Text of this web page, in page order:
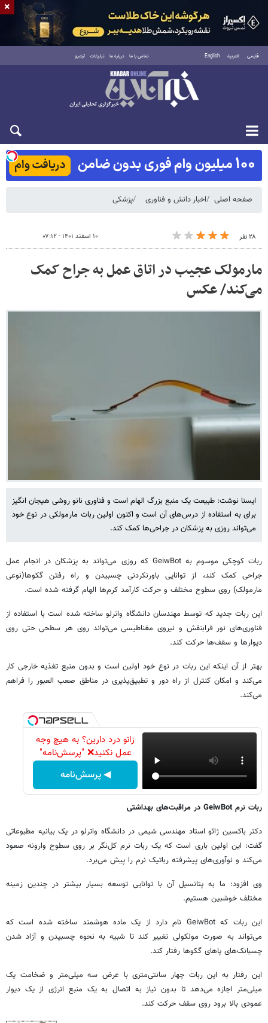
فارسی العربية English تماس با ما درباره ما تبلیغات آرشیو
شنبه ۱۷ مرداد ۱۴۰۵
صفحه اصلی اخبار دانش و فناوری پزشکی
۲۸ نفر ۱۰ اسفند ۱۴۰۱ - ۰۷:۱۲
مارمولک عجیب در اتاق عمل به جراح کمک
می‌کند/ عکس
ایسنا نوشت: طبیعت یک منبع بزرگ الهام است و فناوری نانو روشی هیجان انگیز
برای به استفاده از درس‌های آن است و اکنون اولین ربات مارمولکی در نوع خود
می‌تواند روزی به پزشکان در جراحی‌ها کمک کند.
ربات کوچکی موسوم به GeiwBot که روزی می‌تواند به پزشکان در انجام عمل
جراحی کمک کند، از توانایی باورنکردنی چسبیدن و راه رفتن گکوها(نوعی
مارمولک) روی سطوح مختلف و حرکت کارآمد کرم‌ها الهام گرفته شده است.
این ربات جدید که توسط مهندسان دانشگاه واترلو ساخته شده است با استفاده از
فناوری‌های نور فرابنفش و نیروی مغناطیسی می‌تواند روی هر سطحی حتی روی
دیوارها و سقف‌ها حرکت کند.
بهتر از آن اینکه این ربات در نوع خود اولین است و بدون منبع تغذیه خارجی کار
می‌کند و امکان کنترل از راه دور و تطبیق‌پذیری در مناطق صعب العبور را فراهم
می‌کند.
زانو درد دارین؟ به هیچ وجه
عمل نکنید❌ "پرسش‌نامه"
◀ پرسش‌نامه
ربات نرم GeiwBot در مراقبت‌های بهداشتی
دکتر باکسین ژائو استاد مهندسی شیمی در دانشگاه واترلو در یک بیانیه مطبوعاتی
گفت: این اولین باری است که یک ربات نرم کل‌نگر بر روی سطوح وارونه صعود
می‌کند و نوآوری‌های پیشرفته رباتیک نرم را پیش می‌برد.
وی افزود: ما به پتانسیل آن با توانایی توسعه بسیار بیشتر در چندین زمینه
مختلف خوشبین هستیم.
این ربات که GeiwBot نام دارد از یک ماده هوشمند ساخته شده است که
می‌تواند به صورت مولکولی تغییر کند تا شبیه به نحوه چسبیدن و آزاد شدن
چسبانک‌های پاهای گکوها رفتار کند.
این رفتار به این ربات چهار سانتی‌متری با عرض سه میلی‌متر و ضخامت یک
میلی‌متر اجازه می‌دهد تا بدون نیاز به اتصال به یک منبع انرژی از یک دیوار
عمودی بالا برود روی سقف حرکت کند.
×